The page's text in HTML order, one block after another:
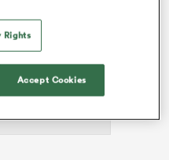
Rights
Accept Cookies